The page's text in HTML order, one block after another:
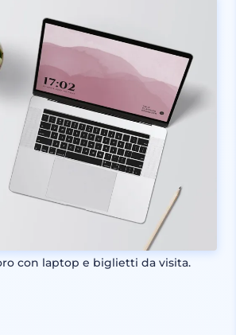
con laptop e biglietti da visita.